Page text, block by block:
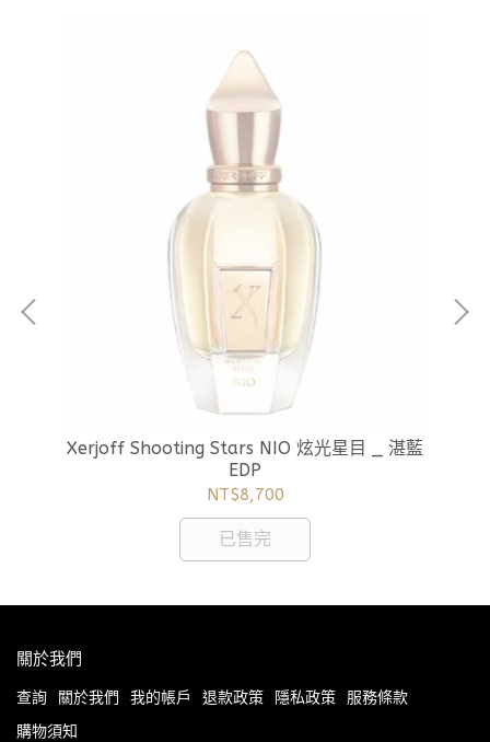
Xerjoff Shooting Stars NIO 炫光星目 _ 湛藍
EDP
NT$8,700
已售完
關於我們
查詢 關於我們 我的帳戶 退款政策 隱私政策
服務條款
購物須知